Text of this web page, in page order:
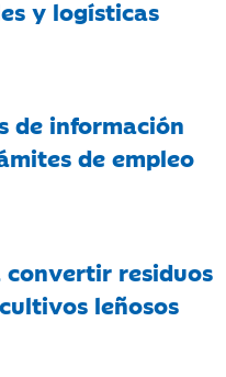
y logísticas
de información
de empleo
convertir residuos
leñosos